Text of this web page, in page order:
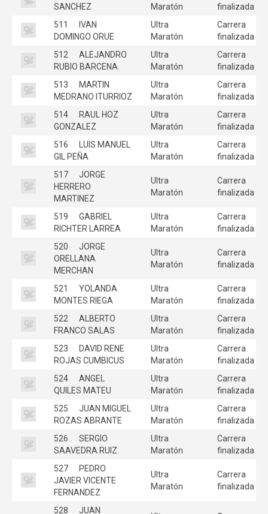
SANCHEZ
Maratón
finalizada
511
IVAN
DOMINGO ORUE
Ultra
Maratón
Carrera
finalizada
512
ALEJANDRO
RUBIO BARCENA
Ultra
Maratón
Carrera
finalizada
513
MARTIN
MEDRANO ITURRIOZ
Ultra
Maratón
Carrera
finalizada
514
RAUL HOZ
GONZALEZ
Ultra
Maratón
Carrera
finalizada
516
LUIS MANUEL
GIL PEÑA
Ultra
Maratón
Carrera
finalizada
517
JORGE
HERRERO
MARTINEZ
Ultra
Maratón
Carrera
finalizada
519
GABRIEL
RICHTER LARREA
Ultra
Maratón
Carrera
finalizada
520
JORGE
ORELLANA
MERCHAN
Ultra
Maratón
Carrera
finalizada
521
YOLANDA
MONTES RIEGA
Ultra
Maratón
Carrera
finalizada
522
ALBERTO
FRANCO SALAS
Ultra
Maratón
Carrera
finalizada
523
DAVID RENE
ROJAS CUMBICUS
Ultra
Maratón
Carrera
finalizada
524
ANGEL
QUILES MATEU
Ultra
Maratón
Carrera
finalizada
525
JUAN MIGUEL
ROZAS ABRANTE
Ultra
Maratón
Carrera
finalizada
526
SERGIO
SAAVEDRA RUIZ
Ultra
Maratón
Carrera
finalizada
527
PEDRO
JAVIER VICENTE
FERNANDEZ
Ultra
Maratón
Carrera
finalizada
528
JUAN